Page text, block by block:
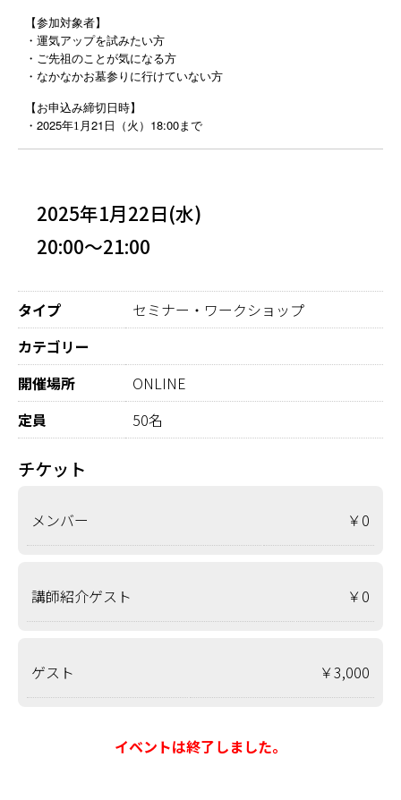
【参加対象者】
・運気アップを試みたい方
・ご先祖のことが気になる方
・なかなかお墓参りに行けていない方
【お申込み締切日時】
・ 2025年1 月 21 日（火） 18:00まで
2025年1月22日(水)
20:00～21:00
タイプ
セミナー・ワークショップ
カテゴリー
開催場所
ONLINE
定員
50名
チケット
メンバー ￥0
講師紹介ゲスト ￥0
ゲスト ￥3,000
イベントは終了しました。